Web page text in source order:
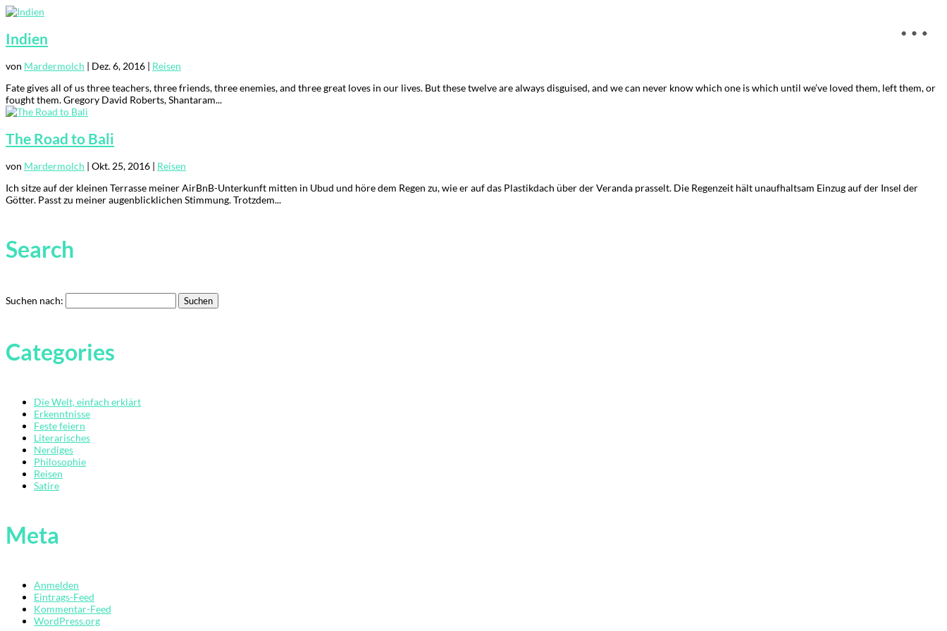
Indien
von Mardermolch | Dez. 6, 2016 | Reisen
Fate gives all of us three teachers, three friends, three enemies, and three great loves in our lives. But these twelve are always disguised, and we can never know which one is which until we’ve loved them, left them, or
fought them. Gregory David Roberts, Shantaram...
The Road to Bali
von Mardermolch | Okt. 25, 2016 | Reisen
Ich sitze auf der kleinen Terrasse meiner AirBnB-Unterkunft mitten in Ubud und höre dem Regen zu, wie er auf das Plastikdach über der Veranda prasselt. Die Regenzeit hält unaufhaltsam Einzug auf der Insel der
Götter. Passt zu meiner augenblicklichen Stimmung. Trotzdem...
Search
Suchen nach:
Categories
Die Welt, einfach erklärt
Erkenntnisse
Feste feiern
Literarisches
Nerdiges
Philosophie
Reisen
Satire
Meta
Anmelden
Eintrags-Feed
Kommentar-Feed
WordPress.org